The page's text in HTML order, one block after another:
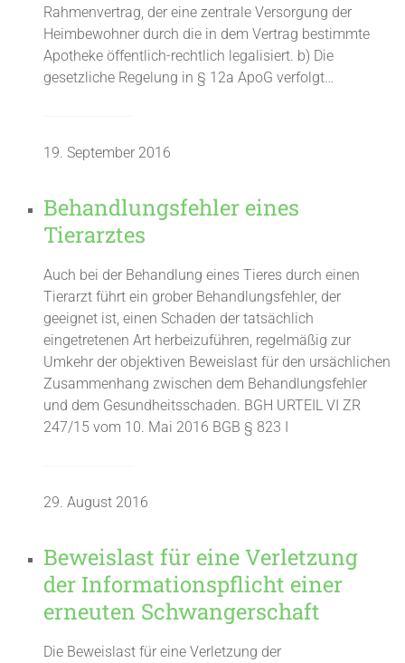
Rahmenvertrag, der eine zentrale Versorgung der
Heimbewohner durch die in dem Vertrag bestimmte
Apotheke öffentlich-rechtlich legalisiert. b) Die
gesetzliche Regelung in § 12a ApoG verfolgt…
19. September 2016
Behandlungsfehler eines
Tierarztes
Auch bei der Behandlung eines Tieres durch einen
Tierarzt führt ein grober Behandlungsfehler, der
geeignet ist, einen Schaden der tatsächlich
eingetretenen Art herbeizuführen, regelmäßig zur
Umkehr der objektiven Beweislast für den ursächlichen
Zusammenhang zwischen dem Behandlungsfehler
und dem Gesundheitsschaden. BGH URTEIL VI ZR
247/15 vom 10. Mai 2016 BGB § 823 I
29. August 2016
Beweislast für eine Verletzung
der Informationspflicht einer
erneuten Schwangerschaft
Die Beweislast für eine Verletzung der